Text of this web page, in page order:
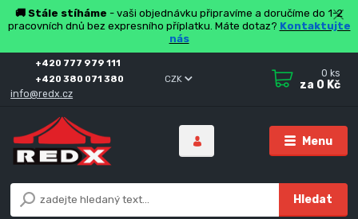
🚚 Stále stíháme - vaši objednávku připravíme a doručíme do 1-2
pracovních dnů bez expresního příplatku. Máte dotaz? Kontaktujte
nás
Menu
CZK
Hledat
+420 777 979 111
+420 380 071 380
info@redx.cz
0 ks
za 0 Kč